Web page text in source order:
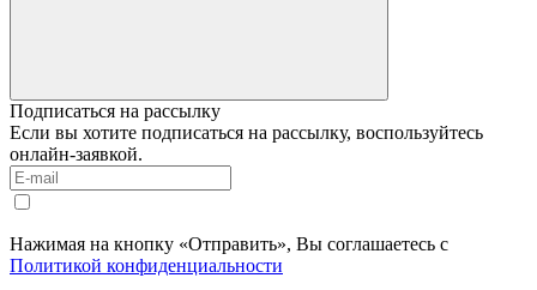
Подписаться на рассылку
Если вы хотите подписаться на рассылку, воспользуйтесь
онлайн-заявкой.
Нажимая на кнопку «Отправить», Вы соглашаетесь с
Политикой конфиденциальности